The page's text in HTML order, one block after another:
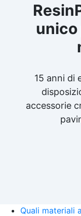
15 anni di
accessorie
Quali materiali